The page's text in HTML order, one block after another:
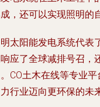
，还可以实现照明的
太阳能发电系统代表
应了全球减排号召，
CO土木在线等专业
行业迈向更环保的未